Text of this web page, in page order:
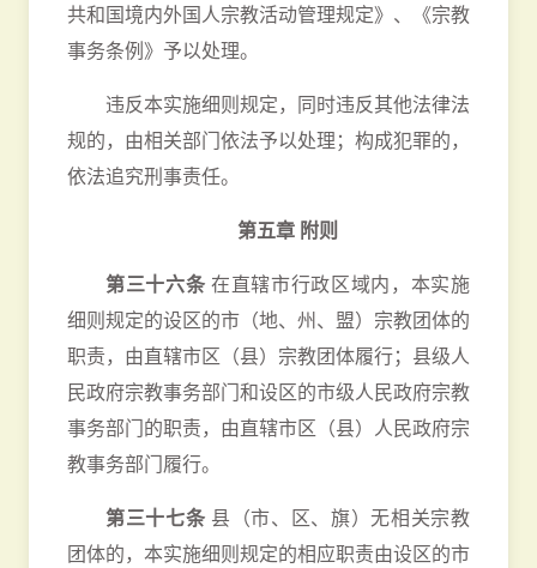
共和国境内外国人宗教活动管理规定》、《宗教
事务条例》予以处理。
违反本实施细则规定，同时违反其他法律法
规的，由相关部门依法予以处理；构成犯罪的，
依法追究刑事责任。
第五章 附则
第三十六条 在直辖市行政区域内，本实施
细则规定的设区的市（地、州、盟）宗教团体的
职责，由直辖市区（县）宗教团体履行；县级人
民政府宗教事务部门和设区的市级人民政府宗教
事务部门的职责，由直辖市区（县）人民政府宗
教事务部门履行。
第三十七条 县（市、区、旗）无相关宗教
团体的，本实施细则规定的相应职责由设区的市